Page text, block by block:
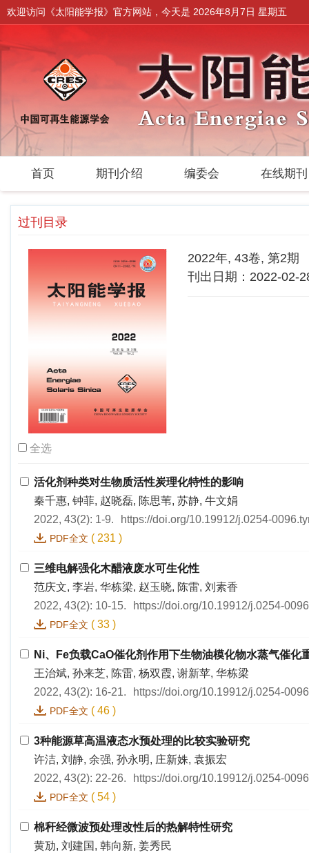
欢迎访问《太阳能学报》官方网站，今天是 2026年8月7日 星期五
首页 期刊介绍 编委会 在线期
过刊目录
2022年, 43卷, 第2期
刊出日期：2022-02-
全选
活化剂种类对生物质活性炭理化特性的影响
秦千惠, 钟菲, 赵晓磊, 陈思苇, 苏静, 牛文娟
2022, 43(2): 1-9.
https://doi.org/10.19912/j.0254-
PDF全文 ( 231 )
三维电解强化木醋液废水可生化性
范庆文, 李岩, 华栋梁, 赵玉晓, 陈雷, 刘素香
2022, 43(2): 10-15.
https://doi.org/10.19912/j.0254-
PDF全文 ( 33 )
Ni、Fe负载CaO催化剂作用下生物油模化物水蒸气催化
王治斌, 孙来芝, 陈雷, 杨双霞, 谢新苹, 华栋梁
2022, 43(2): 16-21.
https://doi.org/10.19912/j.0254-
PDF全文 ( 46 )
3种能源草高温液态水预处理的比较实验研究
许洁, 刘静, 余强, 孙永明, 庄新姝, 袁振宏
2022, 43(2): 22-26.
https://doi.org/10.19912/j.0254-
PDF全文 ( 54 )
棉秆经微波预处理改性后的热解特性研究
黄劢, 刘建国, 韩向新, 姜秀民